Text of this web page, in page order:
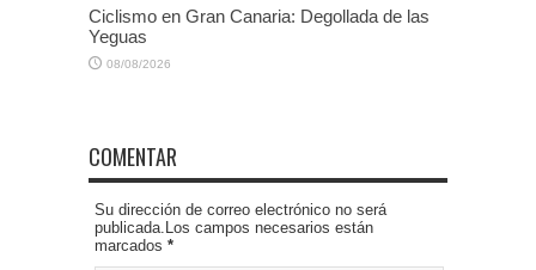
Ciclismo en Gran Canaria: Degollada de las
Yeguas
08/08/2026
COMENTAR
Su dirección de correo electrónico no será
publicada.Los campos necesarios están
marcados *